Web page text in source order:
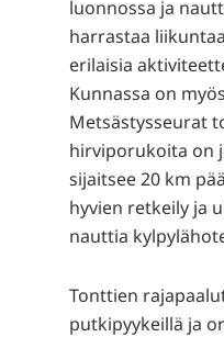
luonnossa ja
harrastaa
erilaisia
Kunnassa on
Metsästysseurat
hirviporukoita on
sijaitsee 20 km
hyvien retkeily ja
nauttia
Tonttien
putkipyykeillä ja